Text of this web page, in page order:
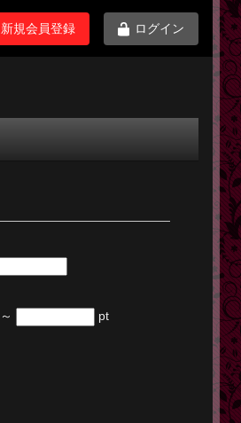
新規会員登録 ログイン
pt